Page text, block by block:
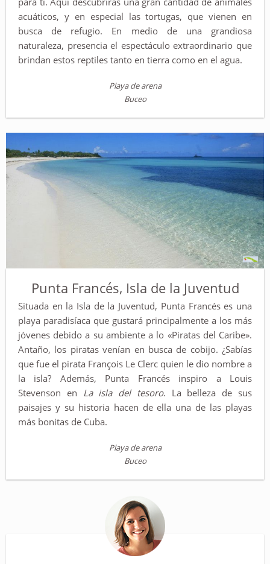
acuáticos, y en especial las tortugas, que vienen en
busca de refugio. En medio de una grandiosa
naturaleza, presencia el espectáculo extraordinario que
brindan estos reptiles tanto en tierra como en el agua.
Playa de arena
Buceo
Punta Francés, Isla de la Juventud
Situada en la Isla de la Juventud, Punta Francés es una
playa paradisíaca que gustará principalmente a los más
jóvenes debido a su ambiente a lo «Piratas del Caribe».
Antaño, los piratas venían en busca de cobijo. ¿Sabías
que fue el pirata François Le Clerc quien le dio nombre a
la isla? Además, Punta Francés inspiro a Louis
Stevenson en La isla del tesoro. La belleza de sus
paisajes y su historia hacen de ella una de las playas
más bonitas de Cuba.
Playa de arena
Buceo